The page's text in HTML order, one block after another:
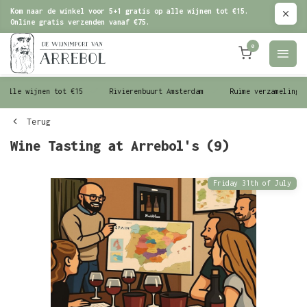
Kom naar de winkel voor 5+1 gratis op alle wijnen tot €15.
Online gratis verzenden vanaf €75.
0
wijnen tot €15 Rivierenbuurt Amsterdam Ruime verzameling
Terug
Wine Tasting at Arrebol's (9)
Friday 31th of July